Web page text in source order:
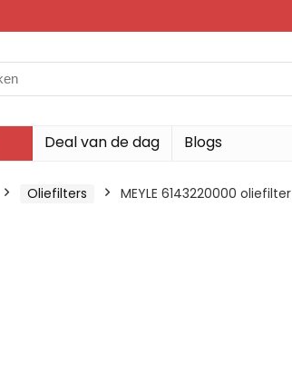
Deal van de dag Blogs
Oliefilters MEYLE 6143220000 oliefilter